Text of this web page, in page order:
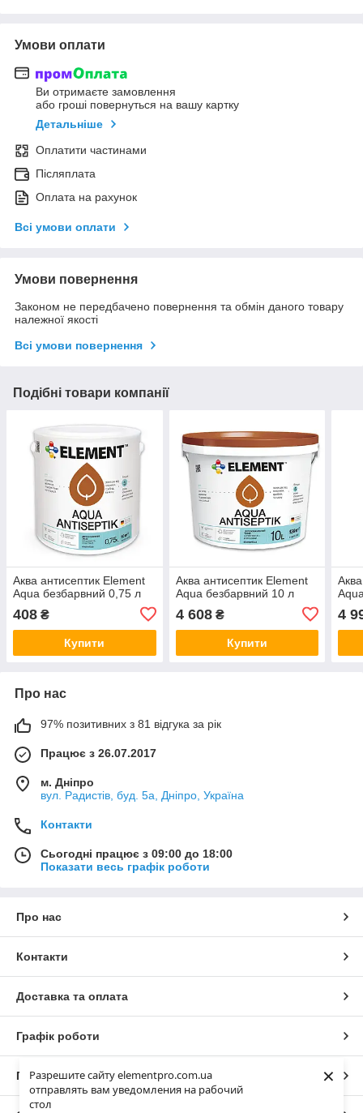
Разрешите сайту elementpro.com.ua
отправлять вам уведомления на рабочий
стол
×
Умови оплати
Ви отримаєте замовлення
або гроші повернуться на вашу картку
Детальніше
Оплатити частинами
Післяплата
Оплата на рахунок
Всі умови оплати
Умови повернення
Законом не передбачено повернення та обмін даного товару
належної якості
Всі умови повернення
Подібні товари компанії
Аква антисептик Element
Aqua безбарвний 0,75 л
408 ₴
Купити
Аква антисептик Element
Aqua безбарвний 10 л
4 608₴
Купити
4
Про нас
97% позитивних з 81 відгука за рік
Працює з 26.07.2017
м. Дніпро
вул. Радистів, буд. 5а, Дніпро, Україна
Контакти
Сьогодні працює з 09:00 до 18:00
Показати весь графік роботи
Про нас
Контакти
Доставка та оплата
Графік роботи
Повна версія сайту